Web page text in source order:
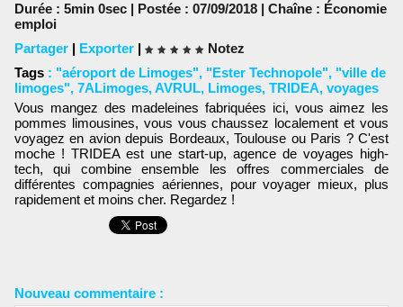
Durée : 5min 0sec | Postée : 07/09/2018 | Chaîne : Économie
emploi
Partager | Exporter |
Notez
Tags : "aéroport de Limoges", "Ester Technopole", "ville de
limoges", 7ALimoges,AVRUL, Limoges, TRIDEA, voyages
Vous mangez des madeleines fabriquées ici, vous aimez les
pommes limousines, vous vous chaussez localement et vous
voyagez en avion depuis Bordeaux, Toulouse ou Paris ? C'est
moche ! TRIDEA est une start-up, agence de voyages high-
tech, qui combine ensemble les offres commerciales de
différentes compagnies aériennes, pour voyager mieux, plus
rapidement et moins cher. Regardez !
Nouveau commentaire :